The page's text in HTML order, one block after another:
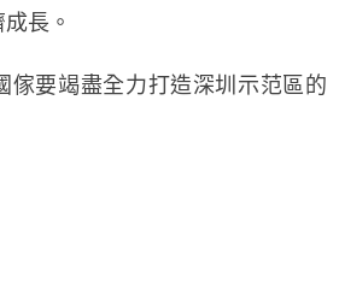
長。
要竭盡全力打造深圳示范區的